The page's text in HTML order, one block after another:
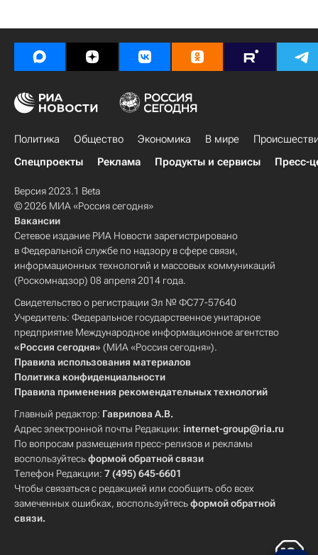
Политика Общество Экономика В мире
Спецпроекты
Реклама Продукты и сервисы Пресс-
Версия 2023.1 Beta
© 2026 МИА «Россия сегодня»
Вакансии
Сетевое издание РИА Новости зарегистрировано
в Федеральной службе по надзору в сфере связи,
информационных технологий и массовых коммуникаций
(Роскомнадзор) 08 апреля 2014 года.
Свидетельство о регистрации Эл № ФС77-57640
Учредитель: Федеральное государственное унитарное
предприятие Международное информационное агентство
«Россия сегодня» (МИА «Россия сегодня»).
Правила использования материалов
Политика конфиденциальности
Правила применения рекомендательных технологий
Главный редактор: Гаврилова А.В.
Адрес электронной почты Редакции: internet-group@ria.ru
По вопросам размещения пресс-релизов и рекламы
воспользуйтесьформой обратной связи
Телефон Редакции: 7 (495) 645-6601
Чтобы связаться с редакцией или сообщить обо всех
замеченных ошибках, воспользуйтесьформой обратной
связи.